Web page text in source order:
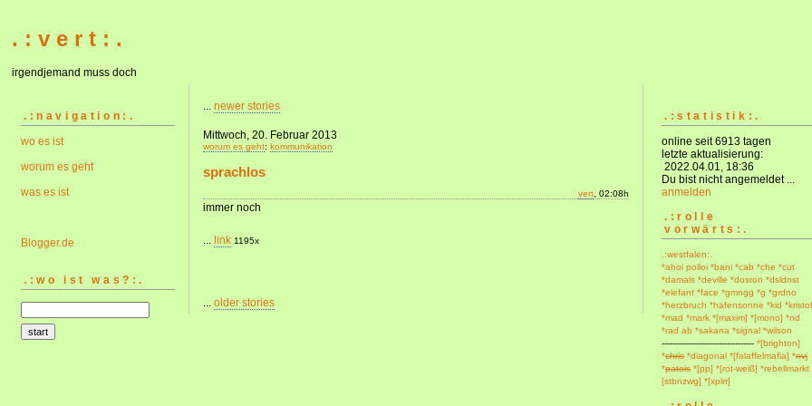
. : v e r t : .
irgendjemand muss doch
.:navigation:.
wo es ist
worum es geht
was es ist
Blogger.de
.:wo ist was?:.
... newer stories
Mittwoch, 20. Februar 2013
worum es geht: kommunikation
sprachlos
vert , 02:08h
immer noch
... link 1195x
... older stories
.:statistik:.
online seit 6913 tagen
letzte aktualisierung:
2022.04.01, 18:36
Du bist nicht angemeldet ...
anmelden
.:rolle
vorwärts:.
.:westfalen:.
*ahoi polloi *bani *cab *che *cut
*damals *deville *dosron *dsldnst
*elefant *face *gmngg *g *grdno
*herzbruch *hafensonne *kid *kristof
*mad *mark *[maxim] *[mono] *nd
*rad ab *sakana *signal *wilson
---------------------------------- *[brighton]
*chris *diagonal *[falaffelmafia] *nvj
*patois *[pp] *[rot-weiß] *rebellmarkt
[stbnzwg] *[xplrr]